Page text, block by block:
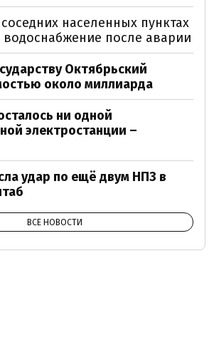
населенных пунктах
после аварии
Октябрьский
около миллиарда
ни одной
электростанции –
удар по ещё двум НПЗ в
ВСЕ НОВОСТИ